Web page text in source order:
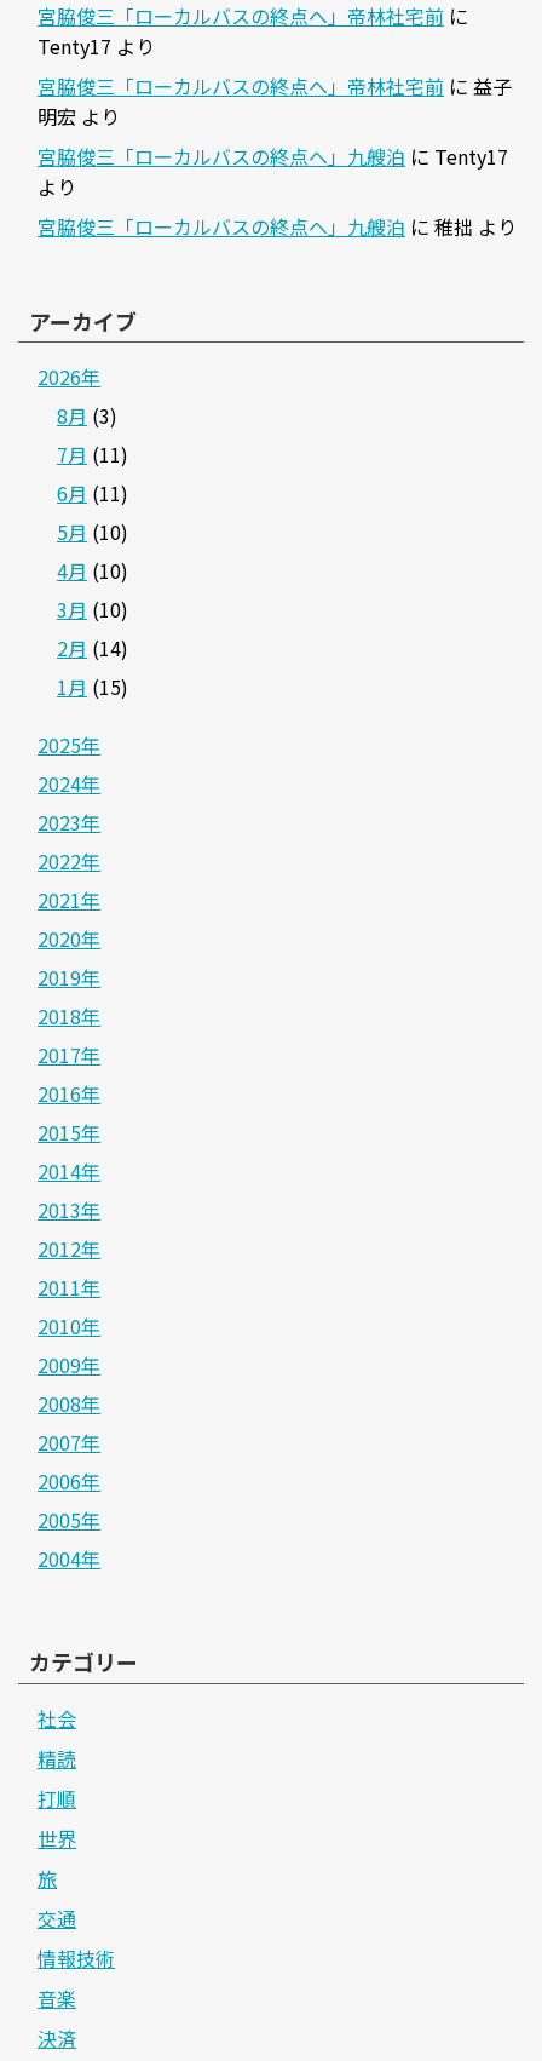
宮脇俊三「ローカルバスの終点へ」帝林社宅前 に
Tenty17 より
宮脇俊三「ローカルバスの終点へ」帝林社宅前 に 益子
明宏 より
宮脇俊三「ローカルバスの終点へ」九艘泊 に Tenty17
より
宮脇俊三「ローカルバスの終点へ」九艘泊 に 稚拙 より
アーカイブ
2026年
8月 (3)
7月 (11)
6月 (11)
5月 (10)
4月 (10)
3月 (10)
2月 (14)
1月 (15)
2025年
2024年
2023年
2022年
2021年
2020年
2019年
2018年
2017年
2016年
2015年
2014年
2013年
2012年
2011年
2010年
2009年
2008年
2007年
2006年
2005年
2004年
カテゴリー
社会
精読
打順
世界
旅
交通
情報技術
音楽
決済